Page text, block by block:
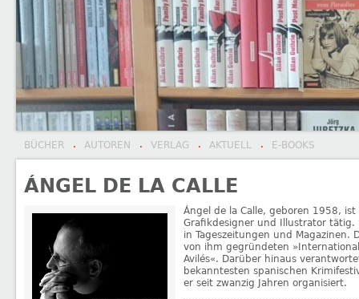
ROTBUCH VERLAG
ÁNGEL DE LA CALLE
BÜCHER · AUTOREN · VERLAG · AKTUELL · E-BOOKS
ÁNGEL DE LA CALLE
Ángel de la Calle, geboren 1958, ist
Grafikdesigner und Illustrator tätig.
in Tageszeitungen und Magazinen.
von ihm gegründeten
Avilés«. Darüber hinaus
bekanntesten spanischen
er seit zwanzig Jahren organisiert.